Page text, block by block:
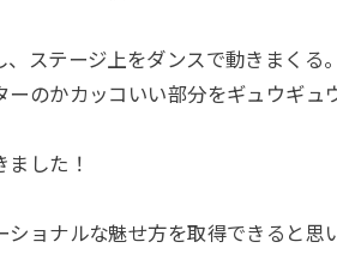
ステージ上をダンスで動きまくる
のかカッコいい部分をギュウギュ
した！
ョナルな魅せ方を取得できると思